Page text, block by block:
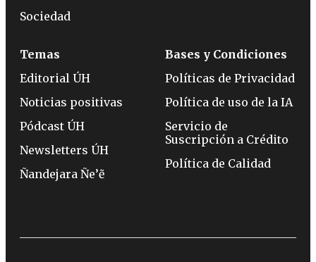
Sociedad
Temas
Editorial ÚH
Noticias positivas
Pódcast ÚH
Newsletters ÚH
Ñandejara Ñe’ẽ
Bases y Condiciones
Políticas de Privacidad
Política de uso de la IA
Servicio de
Suscripción a Crédito
Política de Calidad